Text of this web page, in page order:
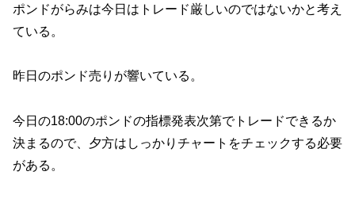
ポンドがらみは今日はトレード厳しいのではないかと考え
ている。
昨日のポンド売りが響いている。
今日の18:00のポンドの指標発表次第でトレードできるか
決まるので、夕方はしっかりチャートをチェックする必要
がある。